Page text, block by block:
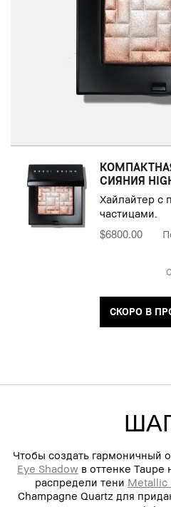
СИЯНИЯ
Хайлайтер с
частицами.
$6800.00
СКОРО В
Чтобы создать гармоничный
Eye Shadow в оттенке Taupe
распредели тени Metallic
Champagne Quartz для